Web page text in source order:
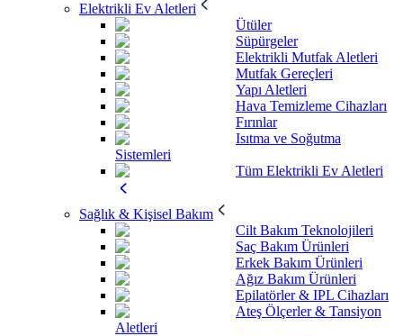
Elektrikli Ev Aletleri
Ütüler
Süpürgeler
Elektrikli Mutfak Aletleri
Mutfak Gereçleri
Yapı Aletleri
Hava Temizleme Cihazları
Fırınlar
Isıtma ve Soğutma
Sistemleri
Tüm Elektrikli Ev Aletleri
Sağlık & Kişisel Bakım
Cilt Bakım Teknolojileri
Saç Bakım Ürünleri
Erkek Bakım Ürünleri
Ağız Bakım Ürünleri
Epilatörler & IPL Cihazları
Ateş Ölçerler & Tansiyon
Aletleri